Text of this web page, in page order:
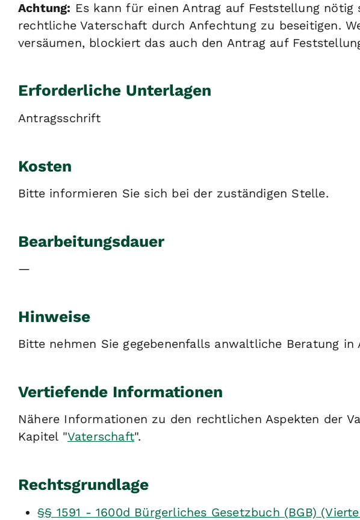
Achtung: Es kann für einen Antrag auf Feststellung nötig
rechtliche Vaterschaft durch Anfechtung zu beseitigen.
versäumen, blockiert das auch den Antrag auf
Erforderliche Unterlagen
Antragsschrift
Kosten
Bitte informieren Sie sich bei der zuständigen Stelle.
Bearbeitungsdauer
—
Hinweise
Bitte nehmen Sie gegebenenfalls anwaltliche Beratung in
Vertiefende Informationen
Nähere Informationen zu den rechtlichen Aspekten der
Kapitel "Vaterschaft".
Rechtsgrundlage
§§ 1591 - 1600d Bürgerliches Gesetzbuch (BGB)